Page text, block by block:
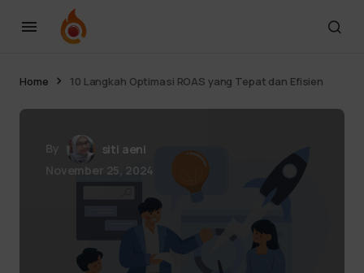
Home 10 Langkah Optimasi ROAS yang Tepat dan Efisien
siti aeni
November 25, 2024